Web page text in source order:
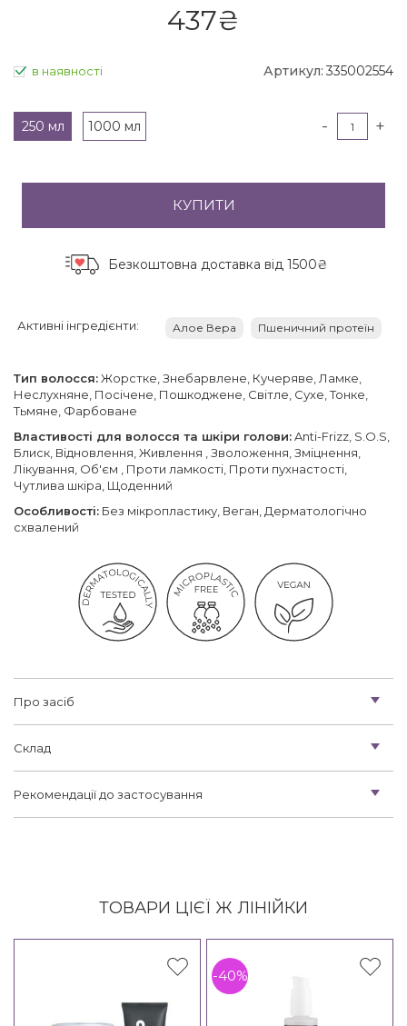
437₴
в наявності Артикул: 335002554
250 мл 1000 мл - +
КУПИТИ
Безкоштовна доставка від 1500₴
Активні інгредієнти: Алое Вера Пшеничний протеїн
Тип волосся:Жорстке, Знебарвлене, Кучеряве, Ламке,
Неслухняне, Посічене, Пошкоджене, Світле, Сухе, Тонке,
Тьмяне, Фарбоване
Властивості для волосся та шкіри голови:Anti-Frizz, S.O.S,
Блиск, Відновлення, Живлення , Зволоження, Зміцнення,
Лікування, Об'єм , Проти ламкості, Проти пухнастості,
Чутлива шкіра, Щоденний
Особливості: Без мікропластику, Веган, Дерматологічно
схвалений
Про засіб
Склад
Рекомендації до застосування
ТОВАРИ ЦІЄЇ Ж ЛІНІЙКИ
-40%